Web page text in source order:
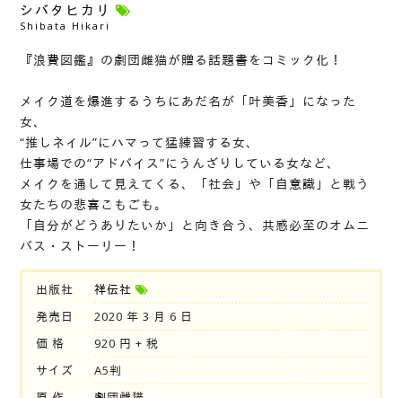
シバタヒカリ
Shibata Hikari
『浪費図鑑』の劇団雌猫が贈る話題書をコミック化！
メイク道を爆進するうちにあだ名が「叶美香」になった
女、
“推しネイル”にハマって猛練習する女、
仕事場での“アドバイス”にうんざりしている女など、
メイクを通して見えてくる、「社会」や「自意識」と戦う
女たちの悲喜こもごも。
「自分がどうありたいか」と向き合う、共感必至のオムニ
バス・ストーリー！
出版社
祥伝社
発売日
2020 年 3 月 6 日
価 格
920 円 + 税
サイズ
A5判